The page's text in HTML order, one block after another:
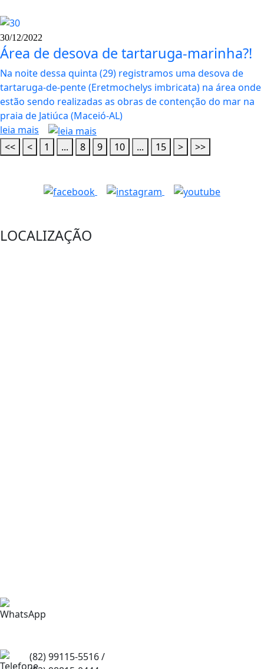
30/12/2022
Área de desova de tartaruga-marinha?!
Na noite dessa quinta (29) registramos uma desova de
tartaruga-de-pente (Eretmochelys imbricata) na área onde
estão sendo realizadas as obras de contenção do mar na
praia de Jatiúca (Maceió-AL)
leia mais
<<
< 1 ... 8 9 10 ... 15 > >>
LOCALIZAÇÃO
(82) 99115-5516 /